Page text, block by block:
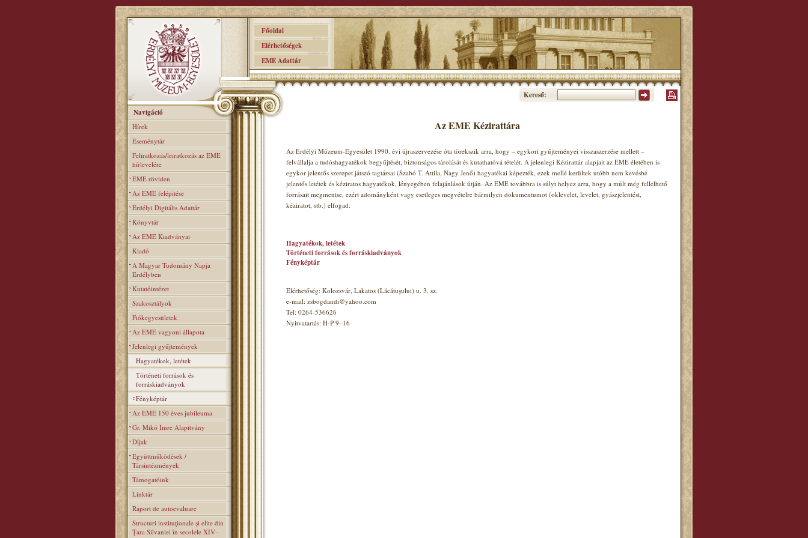
Főoldal
Elérhetőségek
EME Adattár
Kereső:
Navigáció
Hírek
Eseménytár
Feliratkozás/leiratkozás az EME
hírlevelére
EME röviden
Az EME felépitése
Erdélyi Digitális Adattár
Könyvtár
Az EME Kiadványai
Kiadó
A Magyar Tudomány Napja
Erdélyben
Kutatóintézet
Szakosztályok
Fiókegyesületek
Az EME vagyoni állapota
Jelenlegi gyűjtemények
Hagyatékok, letétek
Történeti források és
forráskiadványok
Fényképtár
Az EME 150 éves jubileuma
Gr. Mikó Imre Alapitvány
Díjak
Együttműködések /
Társintézmények
Támogatóink
Linktár
Raport de autoevaluare
Structuri instituţionale şi elite din
Ţara Silvaniei în secolele XIV–
Az EME Kézirattára
Az Erdélyi Múzeum-Egyesület 1990. évi újraszervezése óta törekszik arra, hogy – egykori gyűjteményei visszaszerzése mellett –
felvállalja a tudóshagyatékok begyűjtését, biztonságos tárolását és kutathatóvá tételét. A jelenlegi Kézirattár alapjait az EME életében is
egykor jelentős szerepet játszó tagtársai (Szabó T. Attila, Nagy Jenő) hagyatékai képezték, ezek mellé kerültek utóbb nem kevésbé
jelentős letétek és kéziratos hagyatékok, lényegében felajánlások útján. Az EME továbbra is súlyt helyez arra, hogy a múlt még fellelhető
forrásait megmentse, ezért adományként vagy esetleges megvételre bármilyen dokumentumot (oklevelet, levelet, gyászjelentést,
kéziratot, stb.) elfogad.
Hagyatékok, letétek
Történeti források és forráskiadványok
Fényképtár
Elérhetőség: Kolozsvár, Lakatos (Lăcătuşului) u. 3. sz.
e-mail: zsbogdandi@yahoo.com
Tel: 0264-536626
Nyitvatartás: H-P 9–16